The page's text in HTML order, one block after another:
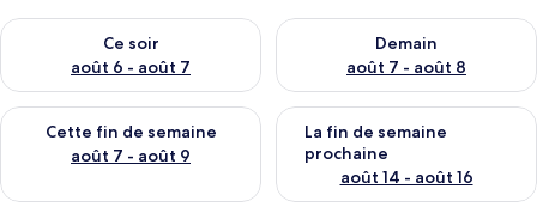
Ce soir
août 6 - août 7
Vérifier la disponibilité pour ce soir août 6 - août 7
Demain
août 7 - août 8
Vérifier la disponibilité pour
Cette fin de semaine
août 7 - août 9
Vérifier la disponibilité pour cette fin de semaine août 7 -
La fin de semaine
prochaine
août 14 - août 16
Vérifier la disponibilité pour